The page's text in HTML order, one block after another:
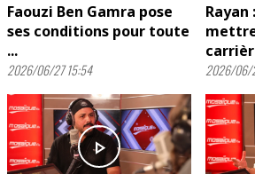
Faouzi Ben Gamra pose
ses conditions pour toute
...
2026/06/27 15:54
Rayan
2026/06/
play_arrow